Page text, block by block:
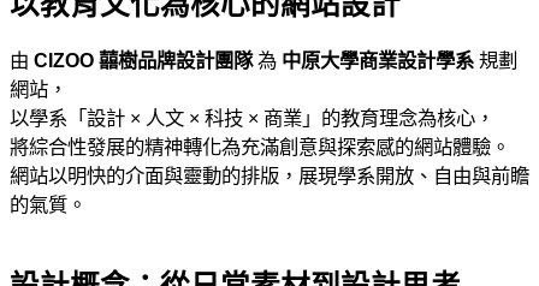
由 CIZOO 囍樹品牌設計團隊為 中原大學商業設計學系 規劃
網站，
以學系「設計 × 人文 × 科技 × 商業」的教育理念為核心，
將綜合性發展的精神轉化為充滿創意與探索感的網站體驗。
網站以明快的介面與靈動的排版，展現學系開放、自由與前瞻
的氣質。